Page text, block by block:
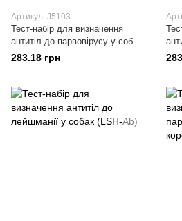
Артикул: J5103
Тест-набір для визначення
антитіл до парвовірусу у собак
(CPV-Ab)
283.18 грн